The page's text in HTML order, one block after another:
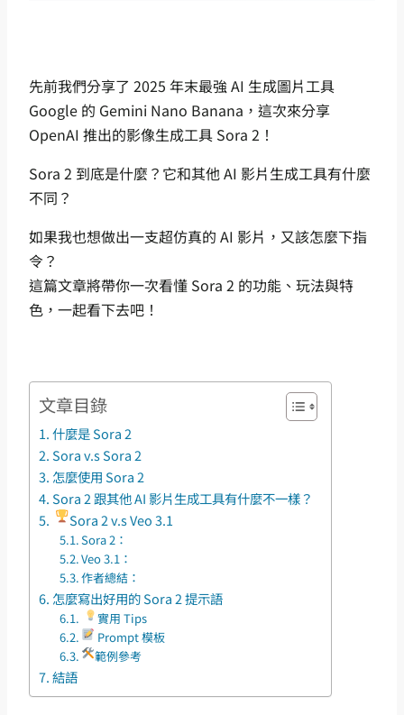
先前我們分享了 2025 年末最強 AI 生成圖片工具
Google 的 Gemini Nano Banana，這次來分享
OpenAI 推出的影像生成工具 Sora 2！
Sora 2 到底是什麼？它和其他 AI 影片生成工具有什麼
不同？
如果我也想做出一支超仿真的 AI 影片，又該怎麼下指
令？
這篇文章將帶你一次看懂 Sora 2 的功能、玩法與特
色，一起看下去吧！
文章目錄
什麼是 Sora 2
Sora v.s Sora 2
怎麼使用 Sora 2
Sora 2 跟其他 AI 影片生成工具有什麼不一樣？
Sora 2 v.s Veo 3.1
Sora 2：
Veo 3.1：
作者總結：
怎麼寫出好用的 Sora 2 提示語
實用 Tips
Prompt 模板
範例參考
結語